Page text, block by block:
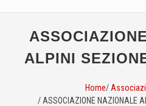
ALPINI
Home/
/ ASSOCIAZIONE NAZIONALE